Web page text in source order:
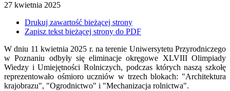
27 kwietnia 2025
Drukuj zawartość bieżącej strony
Zapisz tekst bieżącej strony do PDF
W dniu 11 kwietnia 2025 r. na terenie Uniwersytetu Przyrodniczego
w Poznaniu odbyły się eliminacje okręgowe XLVIII Olimpiady
Wiedzy i Umiejętności Rolniczych, podczas których naszą szkołę
reprezentowało ośmioro uczniów w trzech blokach: "Architektura
krajobrazu", "Ogrodnictwo" i "Mechanizacja rolnictwa".